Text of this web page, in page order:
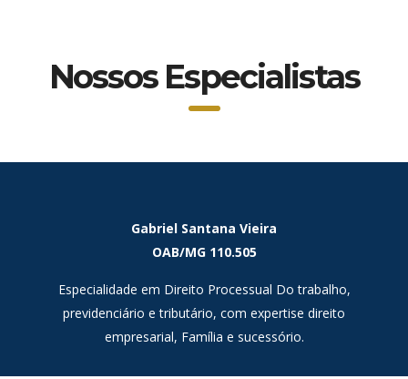
Nossos Especialistas
Gabriel Santana Vieira
OAB/MG 110.505
Especialidade em Direito Processual Do trabalho,
previdenciário e tributário, com expertise direito
empresarial, Família e sucessório.